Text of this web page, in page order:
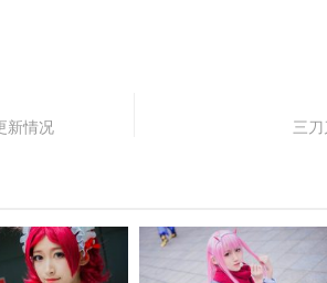
新情况
三